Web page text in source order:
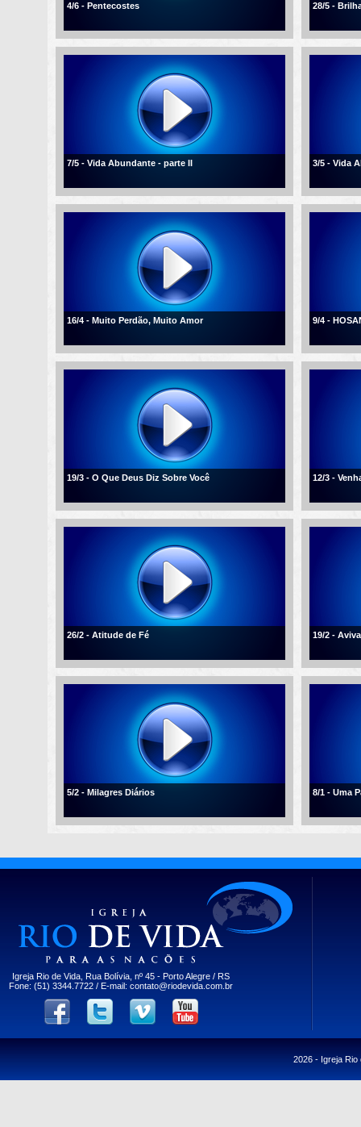
4/6 - Pentecostes 28/5 -
7/5 - Vida Abundante - parte II 3/5 - Vida
16/4 - Muito Perdão, Muito Amor 9/4 -
19/3 - O Que Deus Diz Sobre Você 12/3 -
26/2 - Atitude de Fé 19/2 -
5/2 - Milagres Diários 8/1 - Uma
Igreja Rio de Vida, Rua Bolívia, nº 45 - Porto Alegre / RS
Fone: (51) 3344.7722 / E-mail:contato@riodevida.com.br
2026 - Igreja Rio